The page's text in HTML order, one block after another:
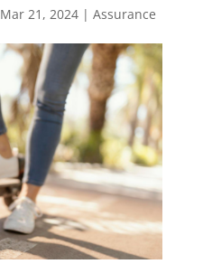
Mar 21, 2024| Assurance